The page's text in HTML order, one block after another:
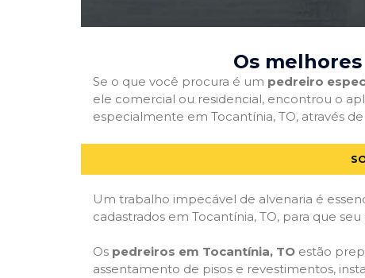
Os
Se o que você procura é um pedreiro
ele comercial ou residencial, encontrou o
especialmente em Tocantínia, TO, através
Um trabalho impecável de alvenaria é
cadastrados em Tocantínia, TO, para que
Os pedreiros em Tocantínia, TO estão
assentamento de pisos e revestimentos,